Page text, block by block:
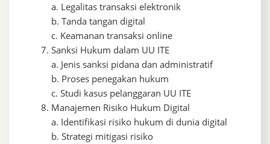
a. Legalitas transaksi elektronik
b. Tanda tangan digital
c. Keamanan transaksi online
Sanksi Hukum dalam UU ITE
a. Jenis sanksi pidana dan administratif
b. Proses penegakan hukum
c. Studi kasus pelanggaran UU ITE
Manajemen Risiko Hukum Digital
a. Identifikasi risiko hukum di dunia digital
b. Strategi mitigasi risiko